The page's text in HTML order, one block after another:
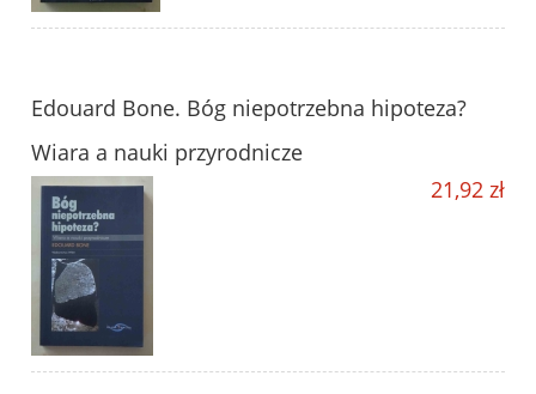
Edouard Bone. Bóg niepotrzebna hipoteza?
Wiara a nauki przyrodnicze
21,92 zł